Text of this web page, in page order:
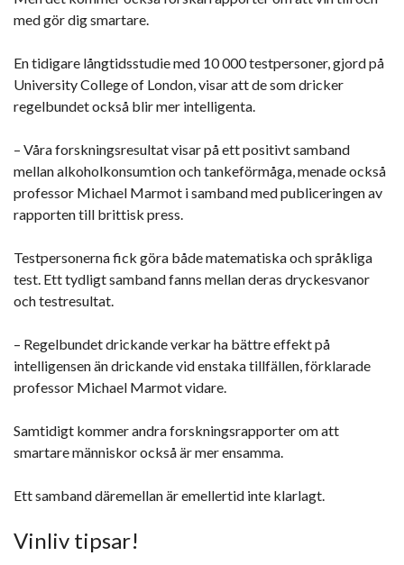
med gör dig smartare.
En tidigare långtidsstudie med 10 000 testpersoner, gjord på
University College of London, visar att de som dricker
regelbundet också blir mer intelligenta.
– Våra forskningsresultat visar på ett positivt samband
mellan alkoholkonsumtion och tankeförmåga, menade också
professor Michael Marmot i samband med publiceringen av
rapporten till brittisk press.
Testpersonerna fick göra både matematiska och språkliga
test. Ett tydligt samband fanns mellan deras dryckesvanor
och testresultat.
– Regelbundet drickande verkar ha bättre effekt på
intelligensen än drickande vid enstaka tillfällen, förklarade
professor Michael Marmot vidare.
Samtidigt kommer andra forskningsrapporter om att
smartare människor också är mer ensamma.
Ett samband däremellan är emellertid inte klarlagt.
Vinliv tipsar!